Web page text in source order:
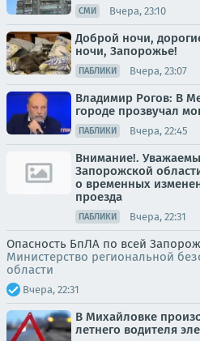
СМИ Вчера, 23:10
Доброй ночи,
ночи, Запорожье!
ПАБЛИКИ Вчера, 23:07
Владимир Рогов: В
городе прозвучал
ПАБЛИКИ Вчера, 22:45
Внимание!.
Запорожской
о временных
проезда
ПАБЛИКИ Вчера, 22:31
Опасность БпЛА по всей
Министерство региональной
области
Вчера, 22:31
В Михайловке
летнего водителя